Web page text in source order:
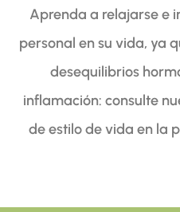
Aprenda a relajarse e
personal en su vida, ya
desequilibrios
inflamación: consulte
de estilo de vida en la